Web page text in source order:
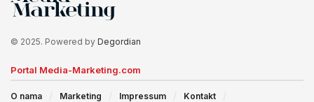
© 2025. Powered by Degordian
Portal Media-Marketing.com
O nama Marketing Impressum Kontakt